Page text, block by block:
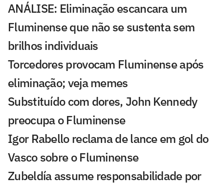
ANÁLISE: Eliminação escancara um
Fluminense que não se sustenta sem
brilhos individuais
Torcedores provocam Fluminense após
eliminação; veja memes
Substituído com dores, John Kennedy
preocupa o Fluminense
Igor Rabello reclama de lance em gol do
Vasco sobre o Fluminense
Zubeldía assume responsabilidade por